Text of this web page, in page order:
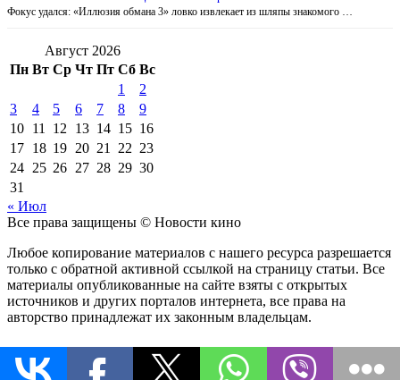
Фокус удался: «Иллюзия обмана 3» ловко извлекает из шляпы знакомого …
Август 2026
Пн Вт Ср Чт Пт Сб Вс
1
2
3
4 5 6 7 8
9
10 11 12 13 14 15 16
17 18 19 20 21 22 23
24 25 26 27 28 29 30
31
« Июл
Все права защищены © Новости кино
Любое копирование материалов с нашего ресурса разрешается
только с обратной активной ссылкой на страницу статьи. Все
материалы опубликованные на сайте взяты с открытых
источников и других порталов интернета, все права на
авторство принадлежат их законным владельцам.